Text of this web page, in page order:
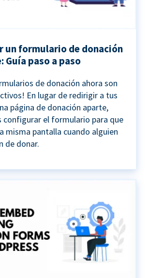
un formulario de donación
Guía paso a paso
de donación ahora son
En lugar de redirigir a tus
página de donación aparte,
configurar el formulario para que
misma pantalla cuando alguien
de donar.